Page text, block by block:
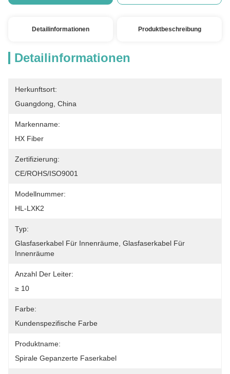
Detailinformationen Produktbeschreibung
Detailinformationen
Herkunftsort:
Guangdong, China
Markenname:
HX Fiber
Zertifizierung:
CE/ROHS/ISO9001
Modellnummer:
HL-LXK2
Typ:
Glasfaserkabel Für Innenräume, Glasfaserkabel Für
Innenräume
Anzahl Der Leiter:
≥ 10
Farbe:
Kundenspezifische Farbe
Produktname:
Spirale Gepanzerte Faserkabel